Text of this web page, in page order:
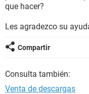
que hacer?
Les agradezco su
Compartir
Consulta también:
Venta de descargas